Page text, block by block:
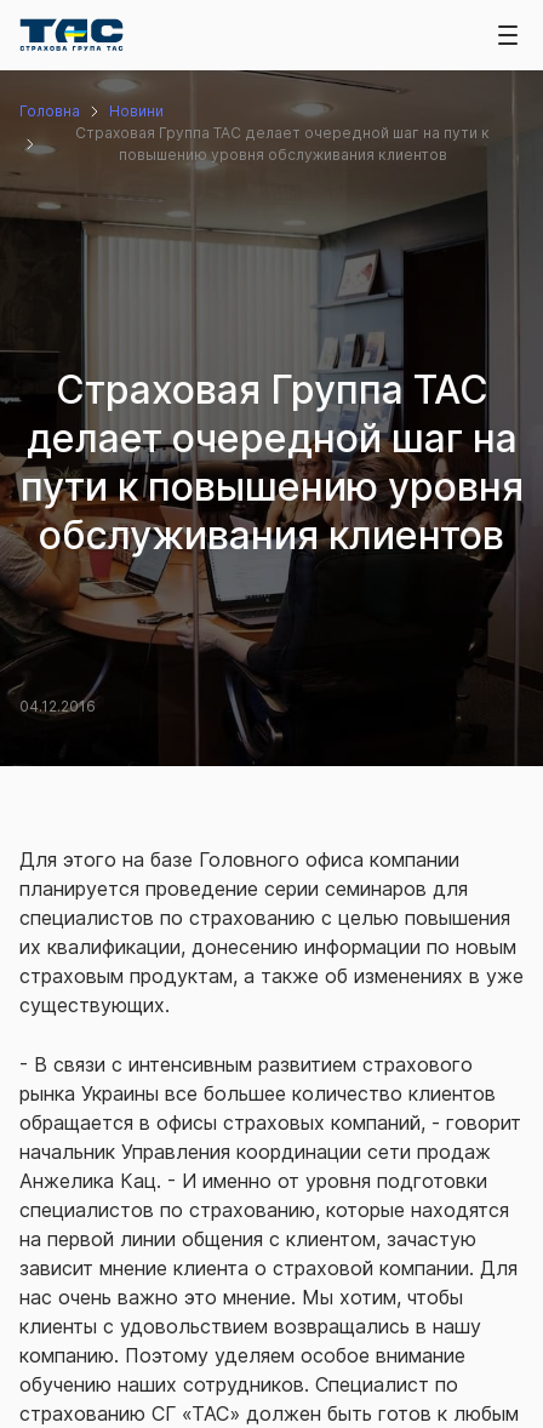
Головна
Новини
Страховая Группа ТАС делает очередной шаг на пути к
повышению уровня обслуживания клиентов
Страховая Группа ТАС
делает очередной шаг на
пути к повышению уровня
обслуживания клиентов
04.12.2016
Для этого на базе Головного офиса компании
планируется проведение серии семинаров для
специалистов по страхованию с целью повышения
их квалификации, донесению информации по новым
страховым продуктам, а также об изменениях в уже
существующих.
- В связи с интенсивным развитием страхового
рынка Украины все большее количество клиентов
обращается в офисы страховых компаний, - говорит
начальник Управления координации сети продаж
Анжелика Кац. - И именно от уровня подготовки
специалистов по страхованию, которые находятся
на первой линии общения с клиентом, зачастую
зависит мнение клиента о страховой компании. Для
нас очень важно это мнение. Мы хотим, чтобы
клиенты с удовольствием возвращались в нашу
компанию. Поэтому уделяем особое внимание
обучению наших сотрудников. Специалист по
страхованию СГ «ТАС» должен быть готов к любым